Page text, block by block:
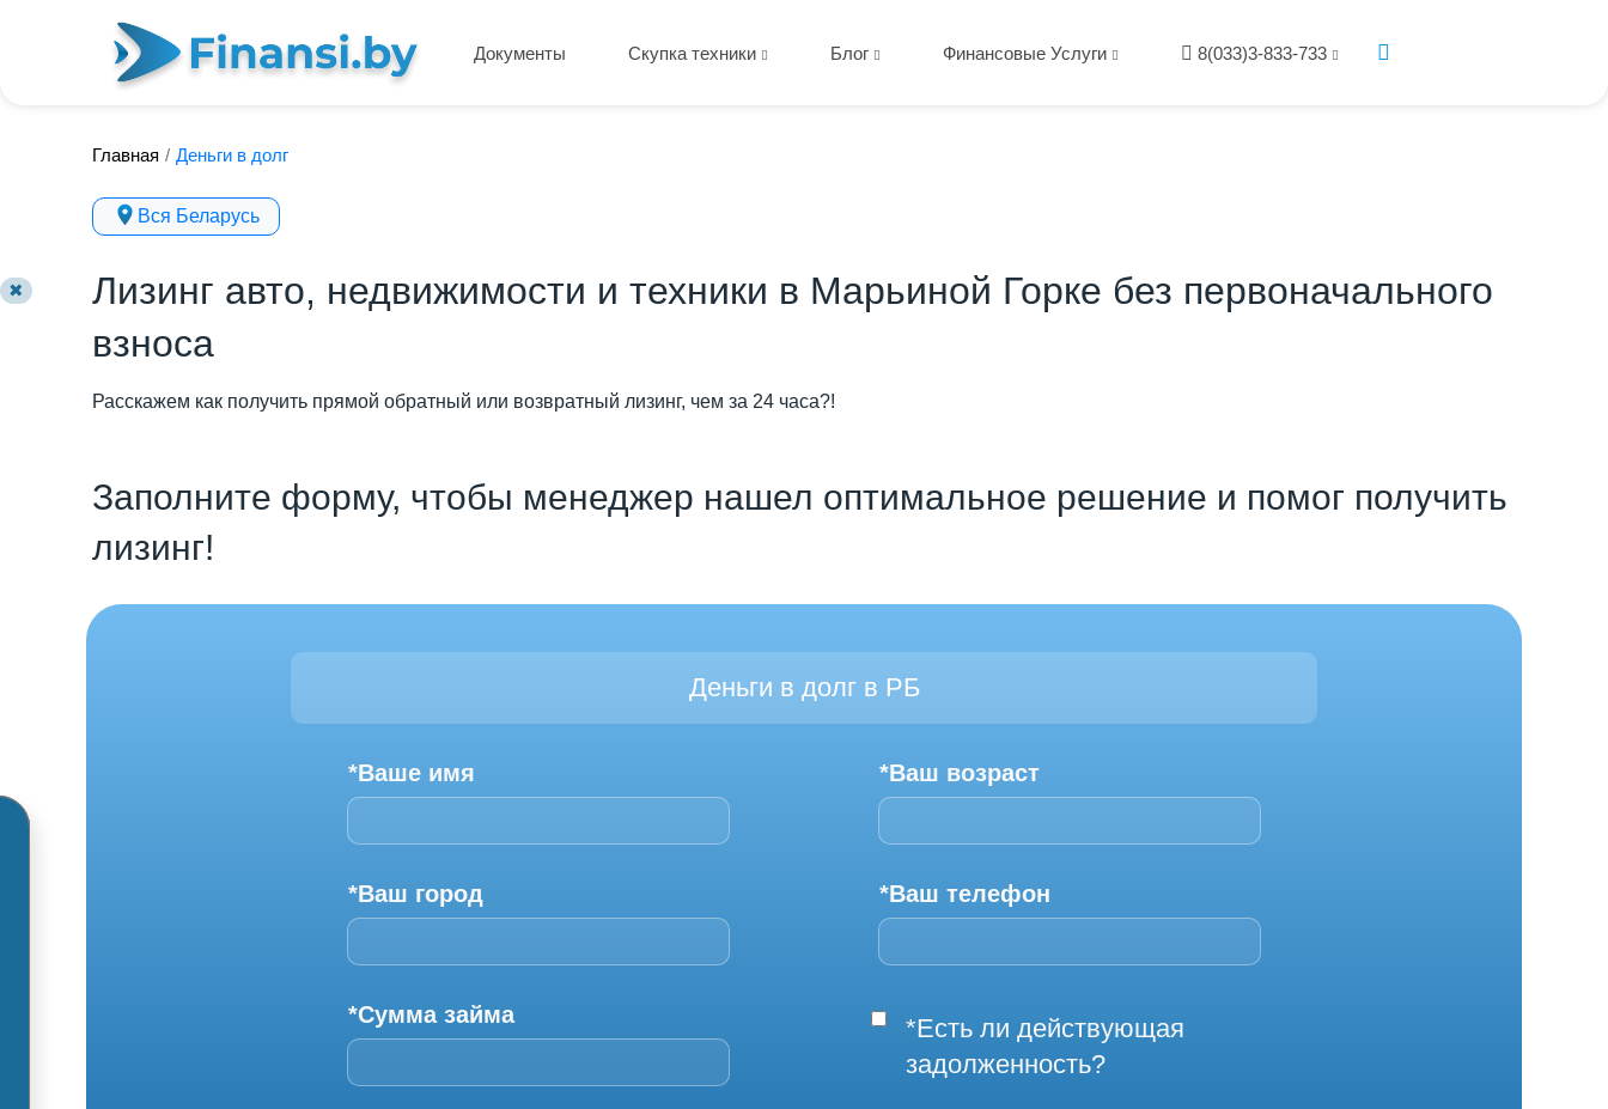
Документы Скупка техники Блог Финансовые Услуги 8(033)3-833-733
✖
Главная / Деньги в долг
Вся Беларусь
Лизинг авто, недвижимости и техники в Марьиной Горке без первоначального
взноса
Расскажем как получить прямой обратный или возвратный лизинг, чем за 24 часа?!
Заполните форму, чтобы менеджер нашел оптимальное решение и помог получить
лизинг!
Деньги в долг в РБ
*Ваше имя *Ваш возраст
*Ваш город *Ваш телефон
*Сумма займа
*Есть ли действующая
задолженность?